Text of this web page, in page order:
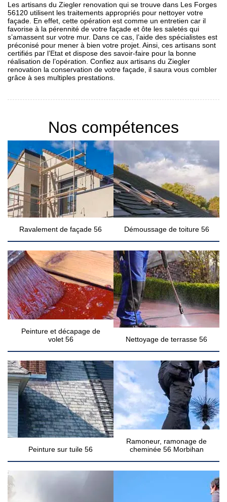
Les artisans du Ziegler renovation qui se trouve dans Les Forges
56120 utilisent les traitements appropriés pour nettoyer votre
façade. En effet, cette opération est comme un entretien car il
favorise à la pérennité de votre façade et ôte les saletés qui
s’amassent sur votre mur. Dans ce cas, l’aide des spécialistes est
préconisé pour mener à bien votre projet. Ainsi, ces artisans sont
certifiés par l’Etat et dispose des savoir-faire pour la bonne
réalisation de l’opération. Confiez aux artisans du Ziegler
renovation la conservation de votre façade, il saura vous combler
grâce à ses multiples prestations.
Nos compétences
Ravalement de façade 56 Démoussage de toiture 56
Peinture et décapage de
volet 56
Nettoyage de terrasse 56
Peinture sur tuile 56
Ramoneur, ramonage de
cheminée 56 Morbihan